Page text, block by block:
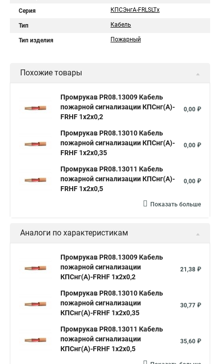
Серия КПСЭнгА-FRLSLTx
Тип Кабель
Тип изделия Пожарный
Похожие товары
Промрукав PR08.13009 Кабель
пожарной сигнализации КПСнг(А)-
FRHF 1х2х0,2
0,00 ₽
Промрукав PR08.13010 Кабель
пожарной сигнализации КПСнг(А)-
FRHF 1х2х0,35
0,00 ₽
Промрукав PR08.13011 Кабель
пожарной сигнализации КПСнг(А)-
FRHF 1х2х0,5
0,00 ₽
Показать больше
Аналоги по характеристикам
Промрукав PR08.13009 Кабель
пожарной сигнализации
КПСнг(А)-FRHF 1х2х0,2
21,38 ₽
Промрукав PR08.13010 Кабель
пожарной сигнализации
КПСнг(А)-FRHF 1х2х0,35
30,77 ₽
Промрукав PR08.13011 Кабель
пожарной сигнализации
КПСнг(А)-FRHF 1х2х0,5
35,60 ₽